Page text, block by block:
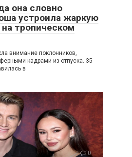
она словно
устроила жаркую
тропическом
внимание поклонников,
кадрами из отпуска. 35-
в
0